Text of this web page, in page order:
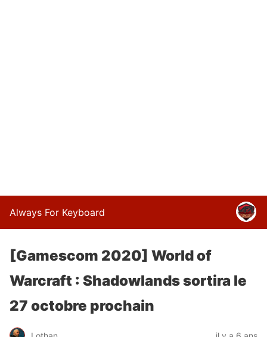
Always For Keyboard
[Gamescom 2020] World of
Warcraft : Shadowlands sortira le
27 octobre prochain